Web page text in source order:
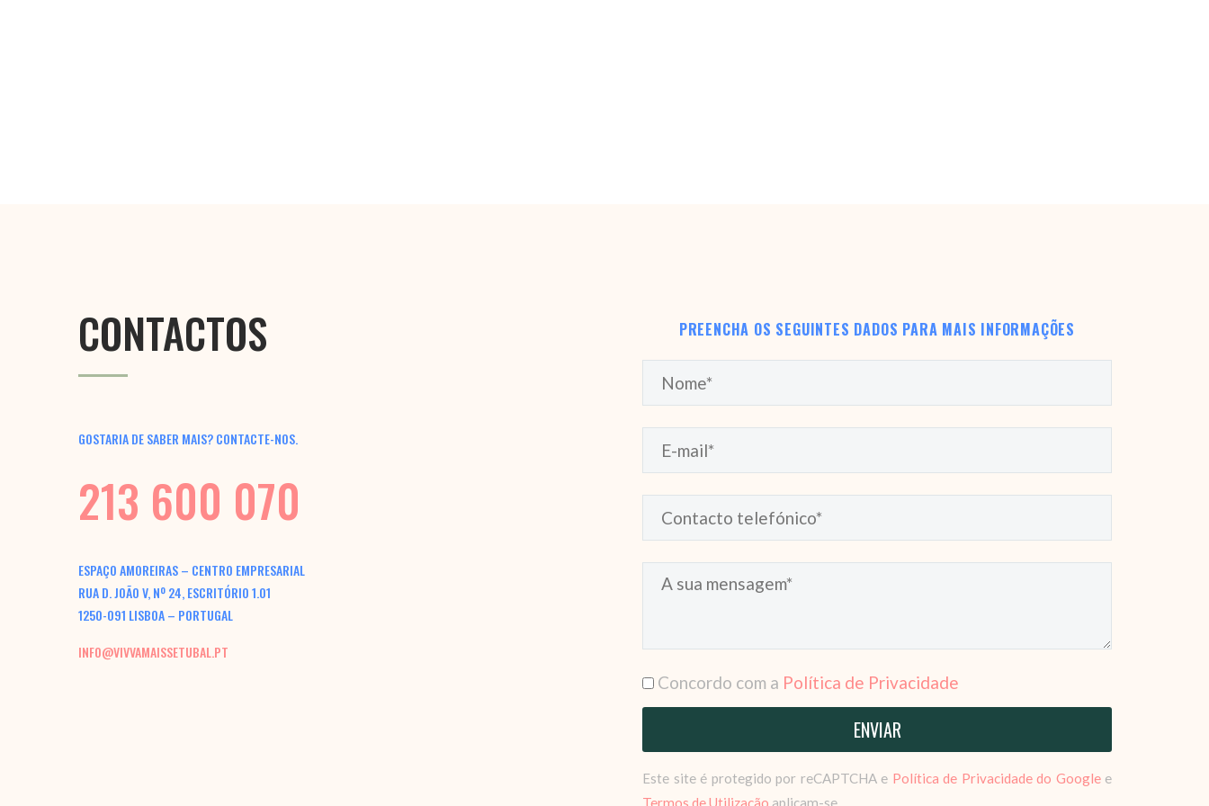
CONTACTOS
GOSTARIA DE SABER MAIS? CONTACTE-NOS.
213 600 070
ESPAÇO AMOREIRAS – CENTRO EMPRESARIAL
RUA D. JOÃO V, Nº 24, ESCRITÓRIO 1.01
1250-091 LISBOA – PORTUGAL
INFO@VIVVAMAISSETUBAL.PT
PREENCHA OS SEGUINTES DADOS PARA MAIS INFORMAÇÕES
Concordo com a Política de Privacidade
Este site é protegido por reCAPTCHA e Política de Privacidade do Googlee
Termos de Utilização aplicam-se.